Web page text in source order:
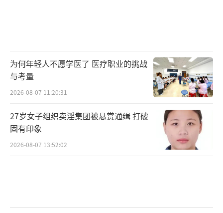
为何年轻人不愿学医了 医疗职业的挑战
与考量
2026-08-07 11:20:31
27岁女子组织卖淫集团被悬赏通缉 打破
固有印象
2026-08-07 13:52:02